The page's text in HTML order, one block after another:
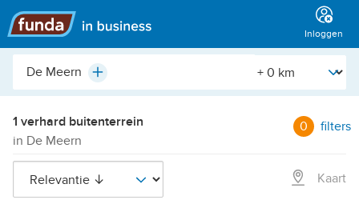
Hoofdmenu
Inloggen
Plaats,
etc.
Plus [Straal]
1 verhard buitenterrein
in De Meern
0 filters
Kaart